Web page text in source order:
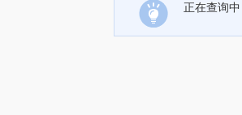
正在查询